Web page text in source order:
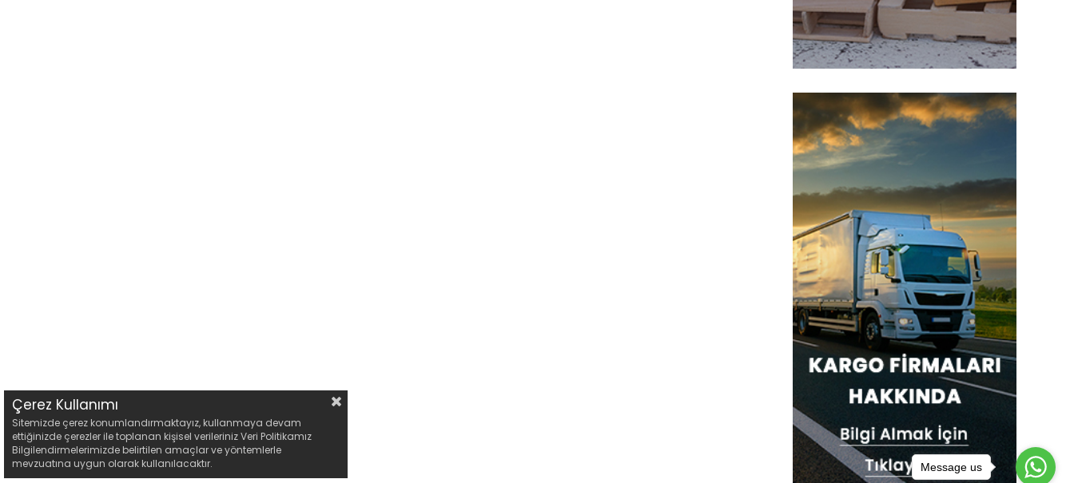
Çerez Kullanımı
Sitemizde çerez konumlandırmaktayız, kullanmaya devam
ettiğinizde çerezler ile toplanan kişisel verileriniz Veri Politikamız
Bilgilendirmelerimizde belirtilen amaçlar ve yöntemlerle
mevzuatına uygun olarak kullanılacaktır.
Message us